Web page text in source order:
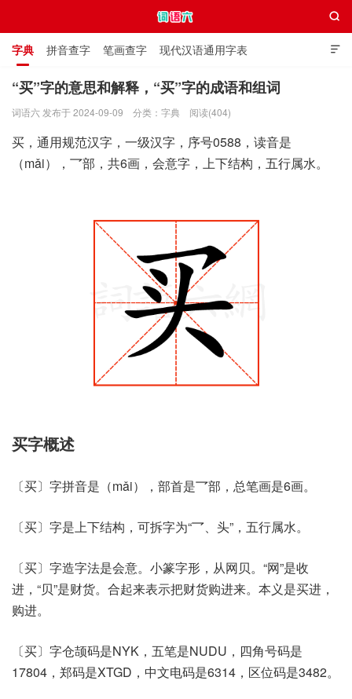

字典 拼音查字 笔画查字 现代汉语通用字表
通用规范汉字表 叠字大全 独体字大全 极简英语词典

“买”字的意思和解释，“买”字的成语和组词
词语六 发布于 2024-09-09 分类： 字典 阅读(404)
买，通用规范汉字，一级汉字，序号0588，读音是
（mǎi），乛部，共6画，会意字，上下结构，五行属水。
买字概述
〔买〕字拼音是（mǎi），部首是乛部，总笔画是6画。
〔买〕字是上下结构，可拆字为“乛、头”，五行属水。
〔买〕字造字法是会意。小篆字形，从网贝。“网”是收
进，“贝”是财货。合起来表示把财货购进来。本义是买进，
购进。
〔买〕字仓颉码是NYK，五笔是NUDU，四角号码是
17804，郑码是XTGD，中文电码是6314，区位码是3482。